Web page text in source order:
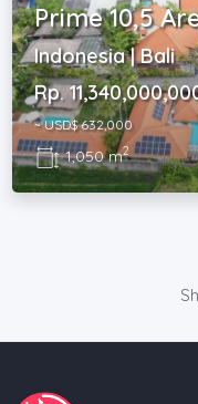
Prime 10,5
Indonesia | Bali
Rp.
~ USD$ 632,000
1,050 m2